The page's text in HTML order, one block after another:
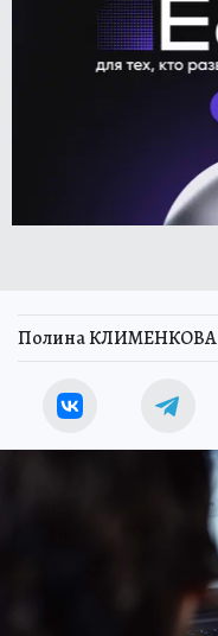
Полина КЛИМЕНКОВА